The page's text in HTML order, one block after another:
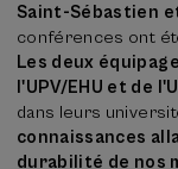
Saint-Sébastien
conférences ont
Les deux
l'UPV/EHU et de
dans leurs
connaissances
durabilité de nos